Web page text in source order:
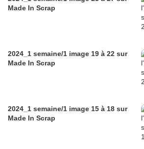
Made In Scrap
2024_1 semaine/1 image 19 à 22 sur
Made In Scrap
2024_1 semaine/1 image 15 à 18 sur
Made In Scrap